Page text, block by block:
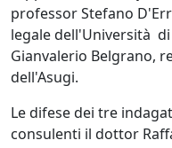
professor Stefano
legale dell'Università
Gianvalerio Belgrano,
dell'Asugi.
Le difese dei tre
consulenti il dottor